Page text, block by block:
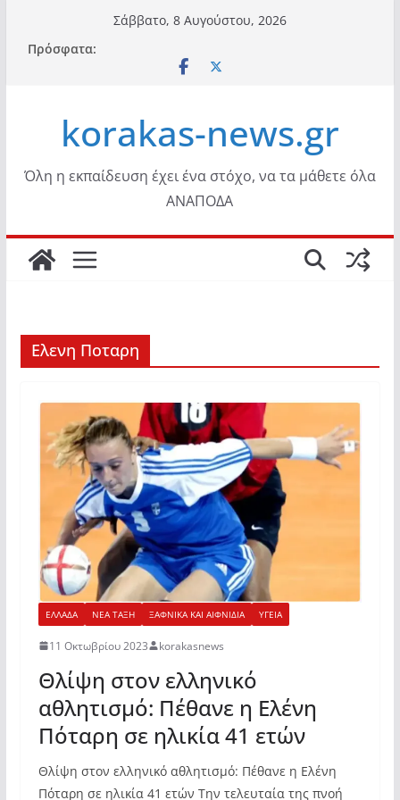
περιεχόμενο
Σάββατο, 8 Αυγούστου, 2026
Πρόσφατα:
korakas-news.gr
Όλη η εκπαίδευση έχει ένα στόχο, να τα μάθετε όλα
ΑΝΑΠΟΔΑ
Ελενη Ποταρη
ΕΛΛΑΔΑ ΝΕΑ ΤΑΞΗ ΞΑΦΝΙΚΑ ΚΑΙ ΑΙΦΝΙΔΙΑ ΥΓΕΙΑ
11 Οκτωβρίου 2023 korakasnews
Θλίψη στον ελληνικό
αθλητισμό: Πέθανε η Ελένη
Πόταρη σε ηλικία 41 ετών
Θλίψη στον ελληνικό αθλητισμό: Πέθανε η Ελένη
Πόταρη σε ηλικία 41 ετών Την τελευταία της πνοή